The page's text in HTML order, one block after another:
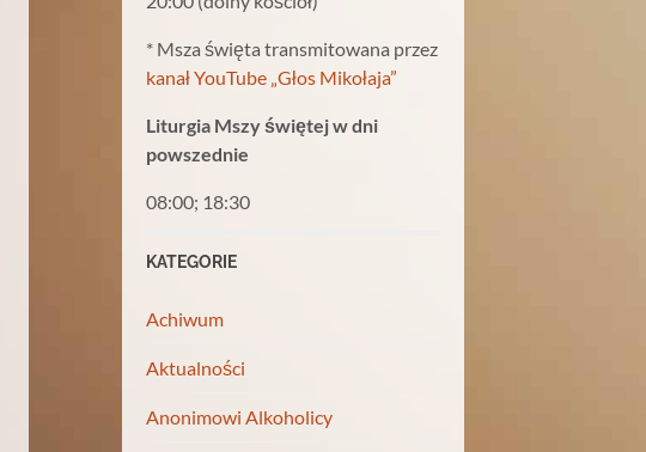
* Msza święta transmitowana przez
kanał YouTube „Głos Mikołaja”
Liturgia Mszy świętej w dni
powszednie
08:00; 18:30
KATEGORIE
Achiwum
Aktualności
Anonimowi Alkoholicy